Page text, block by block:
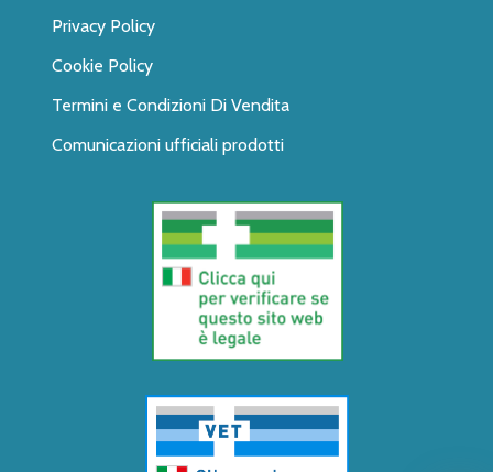
Privacy Policy
Cookie Policy
Termini e Condizioni Di Vendita
Comunicazioni ufficiali prodotti